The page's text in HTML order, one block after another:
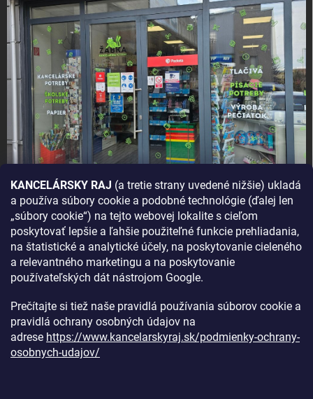
KANCELÁRSKY RAJ (a tretie strany uvedené nižšie) ukladá
a používa súbory cookie a podobné technológie (ďalej len
„súbory cookie“) na tejto webovej lokalite s cieľom
poskytovať lepšie a ľahšie použiteľné funkcie prehliadania,
na štatistické a analytické účely, na poskytovanie cieleného
a relevantného marketingu a na poskytovanie
používateľských dát nástrojom Google.
Prečítajte si tiež naše pravidlá používania súborov cookie a
pravidlá ochrany osobných údajov na
adrese https://www.kancelarskyraj.sk/podmienky-ochrany-
osobnych-udajov/
AKO SA K NÁM DOSTANETE?